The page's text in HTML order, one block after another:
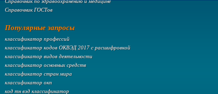
Справочник ГОСТов
Популярные запросы
классификатор профессий
классификатор кодов ОКВЭД 2017 с расшифровкой
классификатор видов деятельности
классификатор основных средств
классификатор стран мира
классификатор окп
код тн вэд классификатор